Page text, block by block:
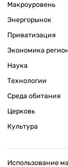
Макроуровень
Энергорынок
Приватизация
Экономика
Наука
Технологии
Среда обитания
Церковь
Культура
Использование